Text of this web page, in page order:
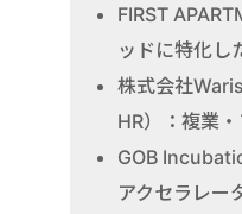
FIRST
ッドに特化し
株式会社
HR）：複業
GOB
アクセラレー